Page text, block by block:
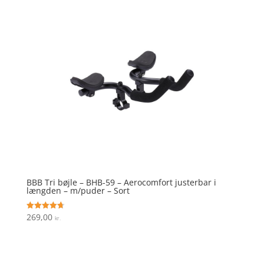
BBB Tri bøjle – BHB-59 – Aerocomfort justerbar i
længden – m/puder – Sort
Vurderet
4.7
269,00 kr.